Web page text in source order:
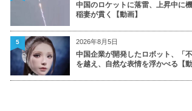
中国のロケットに落雷、上昇中に
稲妻が貫く【動画】
2026年8月5日
中国企業が開発したロボット、「不
を越え、自然な表情を浮かべる【動
5